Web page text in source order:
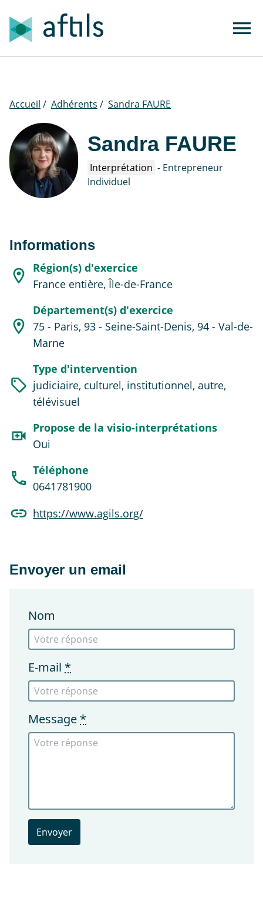
Accueil / Adhérents / Sandra FAURE
Sandra FAURE
Interprétation - Entrepreneur
Individuel
Informations
Région(s) d'exercice
France entière, Île-de-France
Département(s) d'exercice
75 - Paris, 93 - Seine-Saint-Denis, 94 - Val-de-
Marne
Type d'intervention
judiciaire, culturel, institutionnel, autre,
télévisuel
Propose de la visio-interprétations
Oui
Téléphone
0641781900
https://www.agils.org/
Envoyer un email
Nom
E-mail *
Message *